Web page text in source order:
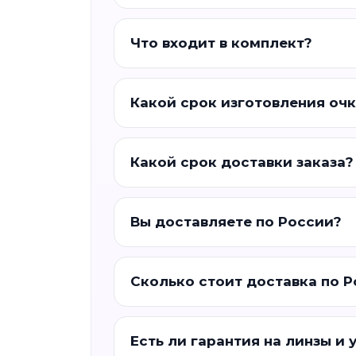
Что входит в комплект?
Какой срок изготовления
Какой срок доставки заказа?
Вы доставляете по России?
Сколько стоит доставка по
Есть ли гарантия на линзы и